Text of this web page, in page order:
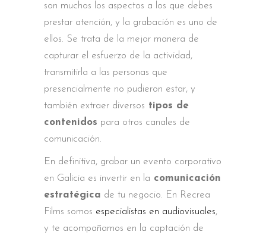
son muchos los aspectos a los que debes
prestar atención, y la grabación es uno de
ellos. Se trata de la mejor manera de
capturar el esfuerzo de la actividad,
transmitirla a las personas que
presencialmente no pudieron estar, y
también extraer diversos tipos de
contenidos para otros canales de
comunicación.
En definitiva, grabar un evento corporativo
en Galicia es invertir en la comunicación
estratégica de tu negocio. En Recrea
Films somos especialistas en audiovisuales,
y te acompañamos en la captación de